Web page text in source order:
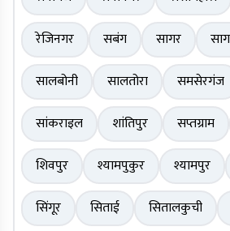
रेजिनगर
सबंग सागर
सालबोनी
सालतोरा समसेरगंज
सांकराइल
शांतिपुर सप्तग्राम
शिवपुर
श्यामपुकुर श्यामपुर
सिंगूर
सिताई सितालकुची